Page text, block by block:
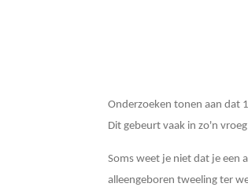
Onderzoeken tonen aan dat
Dit gebeurt vaak in zo'n
Soms weet je niet dat je een
alleengeboren tweeling ter